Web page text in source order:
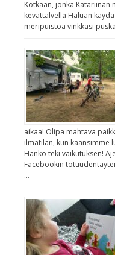
Kotkaan, jonka
kevättalvella Haluan
meripuistoa vinkkasi
aikaa! Olipa mahtava
ilmatilan, kun käänsimme
Hanko teki vaikutuksen!
Facebookin
…